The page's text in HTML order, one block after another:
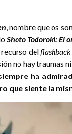
, nombre que os
Shoto Todoroki: El
recurso delflashback
no hay traumas
ha
que siente la